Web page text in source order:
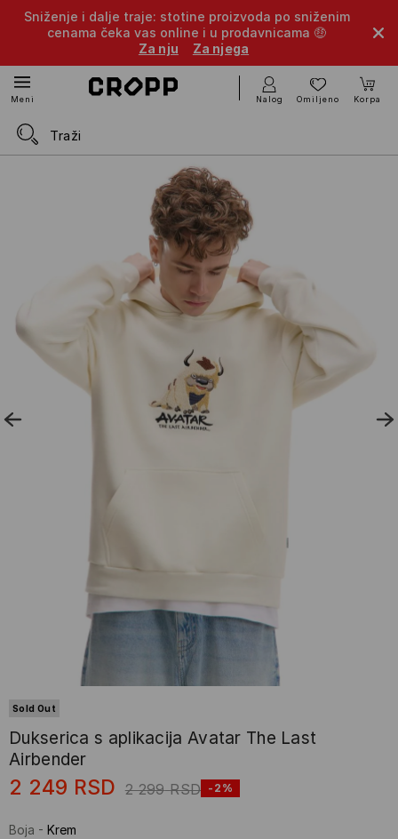
Sniženje i dalje traje: stotine proizvoda po sniženim
cenama čeka vas online i u prodavnicama 🤑
Za nju
Za njega
Meni Nalog Omiljeno Korpa
Sold Out
Dukserica s aplikacija Avatar The Last
Airbender
2 249 RSD 2 299 RSD -2%
Boja - Krem